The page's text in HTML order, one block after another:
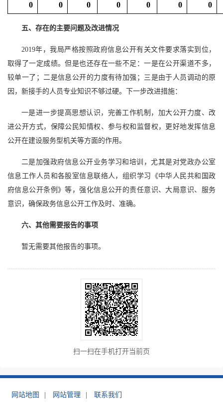
0 0 0 0 0 0 0
五、存在的主要问题及改进情况
2019年，我局严格按照政府信息公开有关文件要求落实到位，
取得了一定成绩。但是也还存在一些不足：一是在公开渠道不多，
较单一了；二是信息公开的力度有待加强；三是由于人员调动的原
因，新接手的人员专业知识不够过硬。下一步改进措施：
一是进一步提高思想认识，完善工作机制，加大公开力度、改
进公开方式，保障公民知情权、参与权和监督权，更好地发挥信息
公开在建设服务型机关等方面的作用。
二是加强政府信息公开业务学习和培训，尤其是对党政办公室
信息工作人员和各股室信息联络人，组织学习《中华人民共和国政
府信息公开条例》等，强化信息公开的责任意识、大局意识、服务
意识，确保政务信息公开工作及时、准确。
六、其他需要报告的事项
暂无需要其他报告的事项。
扫一扫在手机打开当前页
网站地图 网站管理 联系我们